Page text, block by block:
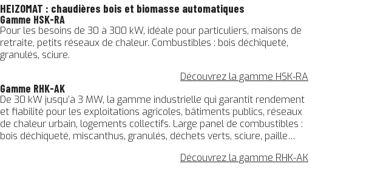
HEIZOMAT : chaudières bois et biomasse automatiques
Gamme HSK-RA
Pour les besoins de 30 à 300 kW, idéale pour particuliers, maisons de
retraite, petits réseaux de chaleur. Combustibles : bois déchiqueté,
granulés, sciure.
Découvrez la gamme HSK-RA
Gamme RHK-AK
De 30 kW jusqu’à 3 MW, la gamme industrielle qui garantit rendement
et fiabilité pour les exploitations agricoles, bâtiments publics, réseaux
de chaleur urbain, logements collectifs. Large panel de combustibles :
bois déchiqueté, miscanthus, granulés, déchets verts, sciure, paille…
Découvrez la gamme RHK-AK